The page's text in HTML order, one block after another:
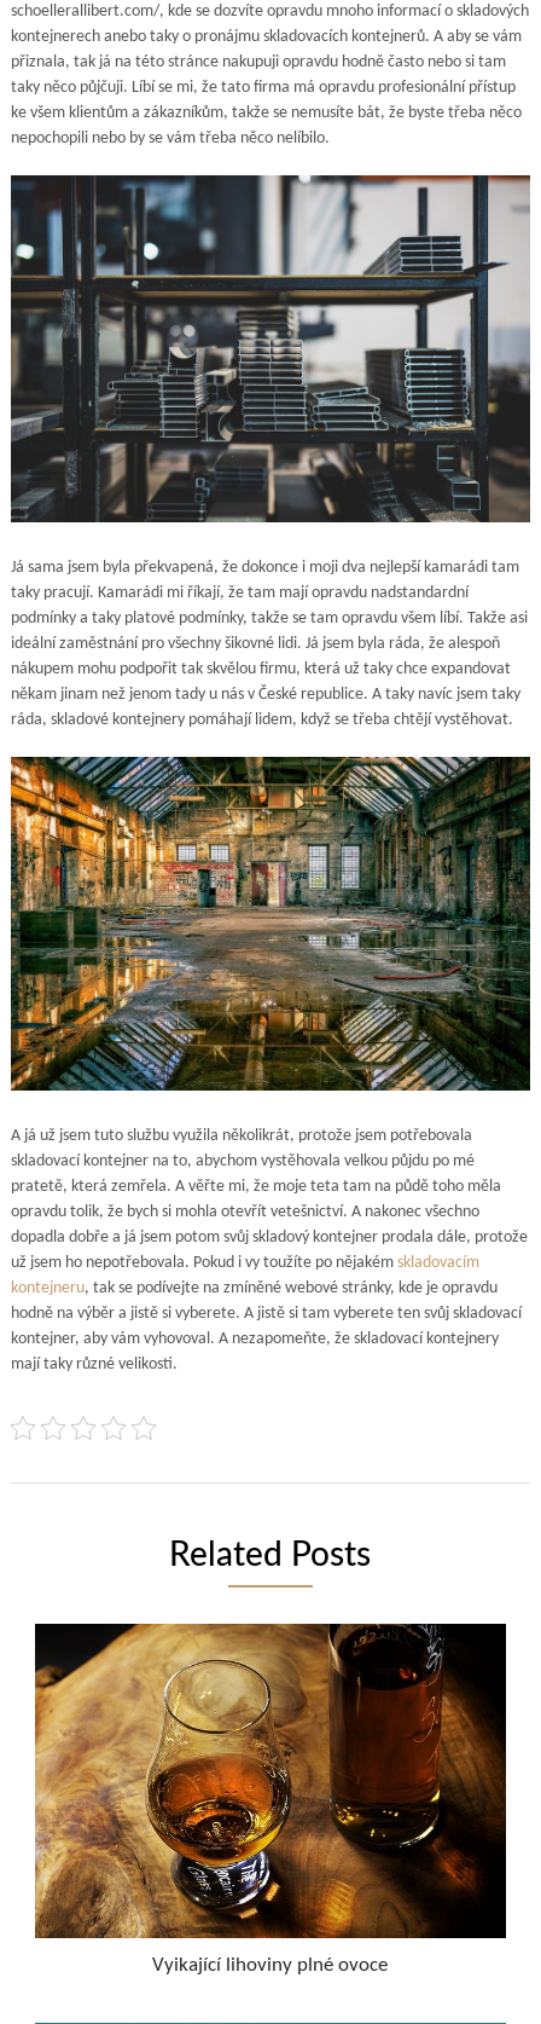
schoellerallibert.com/, kde se dozvíte opravdu mnoho informací o skladových
kontejnerech anebo taky o pronájmu skladovacích kontejnerů. A aby se vám
přiznala, tak já na této stránce nakupuji opravdu hodně často nebo si tam
taky něco půjčuji. Líbí se mi, že tato firma má opravdu profesionální přístup
ke všem klientům a zákazníkům, takže se nemusíte bát, že byste třeba něco
nepochopili nebo by se vám třeba něco nelíbilo.
Já sama jsem byla překvapená, že dokonce i moji dva nejlepší kamarádi tam
taky pracují. Kamarádi mi říkají, že tam mají opravdu nadstandardní
podmínky a taky platové podmínky, takže se tam opravdu všem líbí. Takže asi
ideální zaměstnání pro všechny šikovné lidi. Já jsem byla ráda, že alespoň
nákupem mohu podpořit tak skvělou firmu, která už taky chce expandovat
někam jinam než jenom tady u nás v České republice. A taky navíc jsem taky
ráda, skladové kontejnery pomáhají lidem, když se třeba chtějí vystěhovat.
A já už jsem tuto službu využila několikrát, protože jsem potřebovala
skladovací kontejner na to, abychom vystěhovala velkou půjdu po mé
pratetě, která zemřela. A věřte mi, že moje teta tam na půdě toho měla
opravdu tolik, že bych si mohla otevřít vetešnictví. A nakonec všechno
dopadla dobře a já jsem potom svůj skladový kontejner prodala dále, protože
už jsem ho nepotřebovala. Pokud i vy toužíte po nějakém skladovacím
kontejneru, tak se podívejte na zmíněné webové stránky, kde je opravdu
hodně na výběr a jistě si vyberete. A jistě si tam vyberete ten svůj skladovací
kontejner, aby vám vyhovoval. A nezapomeňte, že skladovací kontejnery
mají taky různé velikosti.
Related Posts
Vyikající lihoviny plné ovoce